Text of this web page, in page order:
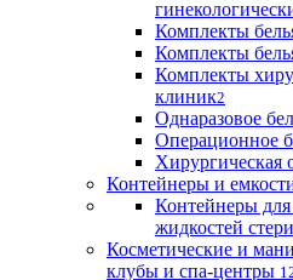
Комплекты
Комплекты
Комплекты
клиник2
Однаразовое
Операционное
Хирургическая
Контейнеры и
Контейнеры для
жидкостей
Косметические и
клубы и спа-центры